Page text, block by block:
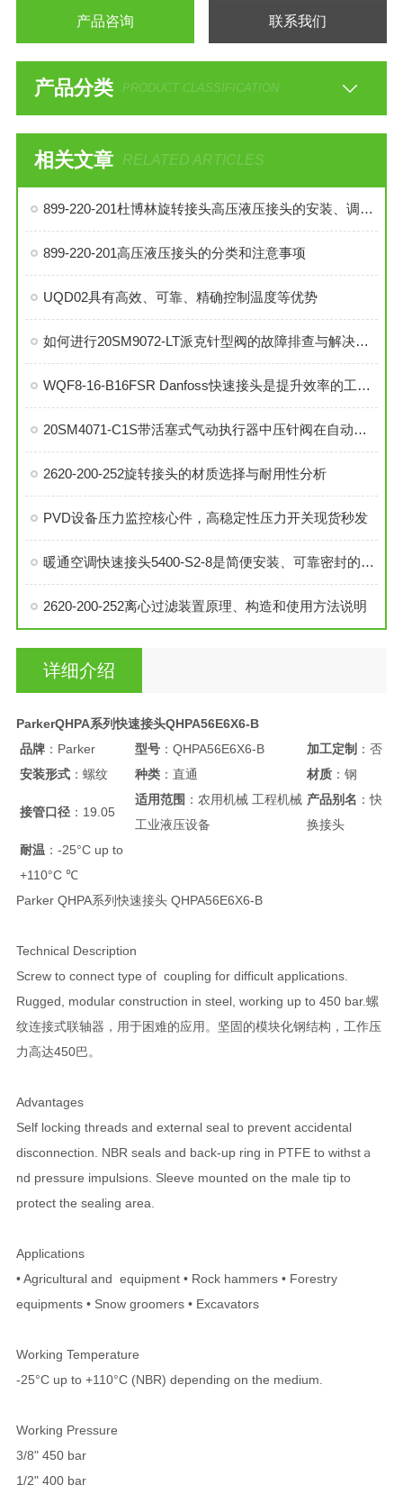
产品咨询 联系我们
产品分类 PRODUCT CLASSIFICATION
相关文章 RELATED ARTICLES
899-220-201杜博林旋转接头高压液压接头的安装、调试与维护技巧
899-220-201高压液压接头的分类和注意事项
UQD02具有高效、可靠、精确控制温度等优势
如何进行20SM9072-LT派克针型阀的故障排查与解决措施？
WQF8-16-B16FSR Danfoss快速接头是提升效率的工业连接解决方案
20SM4071-C1S带活塞式气动执行器中压针阀在自动化系统中的角色与功能
2620-200-252旋转接头的材质选择与耐用性分析
PVD设备压力监控核心件，高稳定性压力开关现货秒发
暖通空调快速接头5400-S2-8是简便安装、可靠密封的理想选择
2620-200-252离心过滤装置原理、构造和使用方法说明
详细介绍
ParkerQHPA系列快速接头QHPA56E6X6-B
品牌：Parker 型号：QHPA56E6X6-B 加工定制：否
安装形式：螺纹 种类：直通 材质：钢
接管口径：19.05
适用范围 ：农用机械 工程机械
工业液压设备
产品别名 ：快
换接头
耐温 ：-25°C up to
+110°C ℃
Parker QHPA系列快速接头 QHPA56E6X6-B
Technical Description
Screw to connect type of coupling for difficult applications.
Rugged, modular construction in steel, working up to 450 bar.螺
纹连接式联轴器，用于困难的应用。坚固的模块化钢结构，工作压
力高达450巴。
Advantages
Self locking threads and external seal to prevent accidental
disconnection. NBR seals and back-up ring in PTFE to withstａ
nd pressure impulsions. Sleeve mounted on the male tip to
protect the sealing area.
Applications
• Agricultural and equipment • Rock hammers • Forestry
equipments • Snow groomers • Excavators
Working Temperature
-25°C up to +110°C (NBR) depending on the medium.
Working Pressure
3/8" 450 bar
1/2" 400 bar